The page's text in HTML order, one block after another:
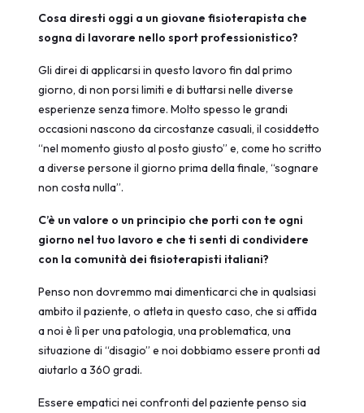
Cosa diresti oggi a un giovane fisioterapista che
sogna di lavorare nello sport professionistico?
Gli direi di applicarsi in questo lavoro fin dal primo
giorno, di non porsi limiti e di buttarsi nelle diverse
esperienze senza timore. Molto spesso le grandi
occasioni nascono da circostanze casuali, il cosiddetto
“nel momento giusto al posto giusto” e, come ho scritto
a diverse persone il giorno prima della finale, “sognare
non costa nulla”.
C’è un valore o un principio che porti con te ogni
giorno nel tuo lavoro e che ti senti di condividere
con la comunità dei fisioterapisti italiani?
Penso non dovremmo mai dimenticarci che in qualsiasi
ambito il paziente, o atleta in questo caso, che si affida
a noi è lì per una patologia, una problematica, una
situazione di “disagio” e noi dobbiamo essere pronti ad
aiutarlo a 360 gradi.
Essere empatici nei confronti del paziente penso sia